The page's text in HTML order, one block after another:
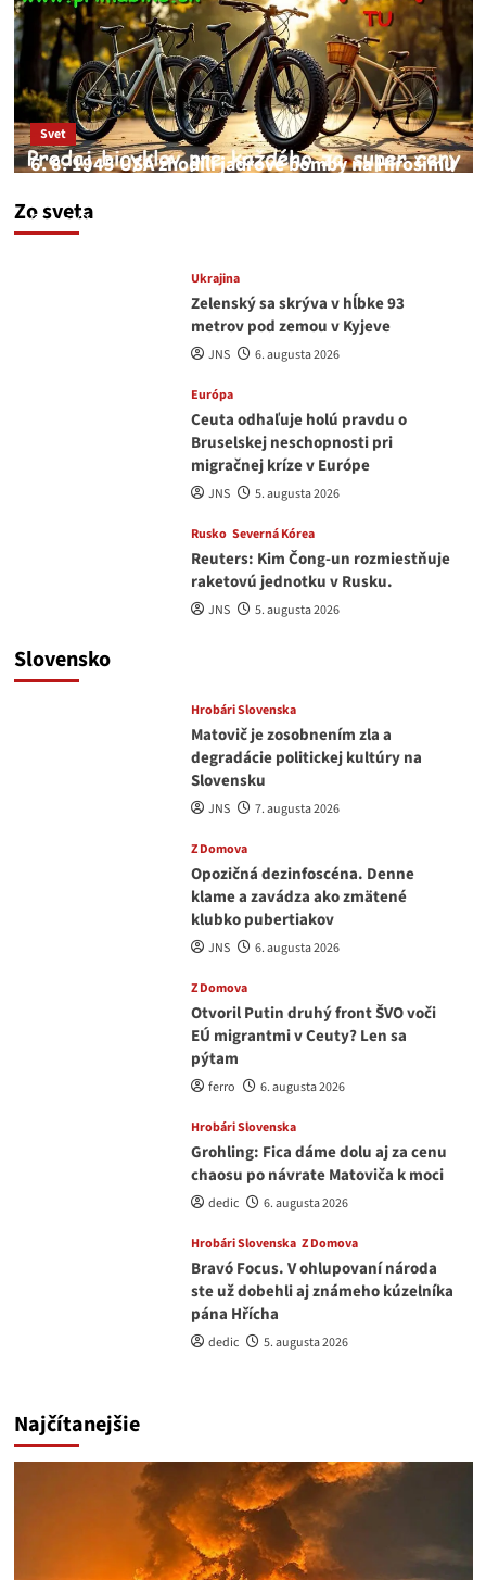
Zo sveta
Svet
6. 8. 1945 USA zhodili jadrové bomby na Hirošimu
JNS
Ukrajina
Zelenský sa skrýva v hĺbke 93
metrov pod zemou v Kyjeve
JNS 6. augusta 2026
Európa
Ceuta odhaľuje holú pravdu o
Bruselskej neschopnosti pri
migračnej kríze v Európe
JNS 5. augusta 2026
Rusko Severná Kórea
Reuters: Kim Čong-un rozmiestňuje
raketovú jednotku v Rusku.
JNS 5. augusta 2026
Slovensko
Hrobári Slovenska
Matovič je zosobnením zla a
degradácie politickej kultúry na
Slovensku
JNS 7. augusta 2026
Z Domova
Opozičná dezinfoscéna. Denne
klame a zavádza ako zmätené
klubko pubertiakov
JNS 6. augusta 2026
Z Domova
Otvoril Putin druhý front ŠVO voči
EÚ migrantmi v Ceuty? Len sa
pýtam
ferro 6. augusta 2026
Hrobári Slovenska
Grohling: Fica dáme dolu aj za cenu
chaosu po návrate Matoviča k moci
dedic 6. augusta 2026
Hrobári Slovenska Z Domova
Bravó Focus. V ohlupovaní národa
ste už dobehli aj známeho kúzelníka
pána Hřícha
dedic 5. augusta 2026
Najčítanejšie